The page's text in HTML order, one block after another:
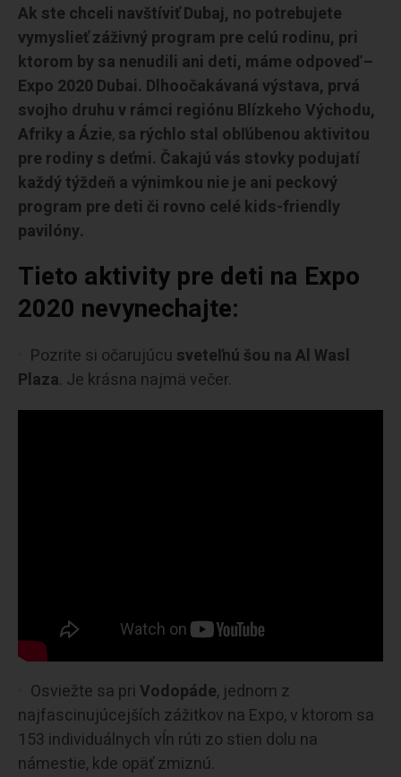
Ak ste chceli navštíviť Dubaj, no potrebujete
vymyslieť záživný program pre celú rodinu, pri
ktorom by sa nenudili ani deti, máme odpoveď –
Expo 2020 Dubai. Dlhoočakávaná výstava, prvá
svojho druhuv rámci regiónu Blízkeho Východu,
Afriky a Ázie, sa rýchlo stal obľúbenou aktivitou
pre rodiny s deťmi. Čakajú vás stovky podujatí
každý týždeň a výnimkou nie je ani peckový
program pre deti či rovno celé kids-friendly
pavilóny.
Tieto aktivity pre deti na Expo
2020 nevynechajte:
Pozrite si očarujúcu sveteľnú šou na Al Wasl
Plaza. Je krásna najmä večer.
Osviežte sa pri Vodopáde, jednom z
najfascinujúcejších zážitkov na Expo, v ktorom sa
153 individuálnych vĺn rúti zo stien dolu na
námestie, kde opäť zmiznú.